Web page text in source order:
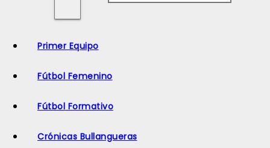
Primer Equipo
Fútbol Femenino
Fútbol Formativo
Crónicas Bullangueras